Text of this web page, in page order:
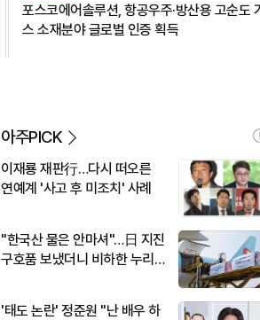
포스코에어솔루션, 항공우주·방산용 고순도
스 소재분야 글로벌 인증 획득
아주PICK
이재룡 재판行…다시 떠오른
연예계 '사고 후 미조치' 사례
"한국산 물은 안마셔"…日 지진
구호품 보냈더니 비하한 누리
'태도 논란' 정준원 "난 배우 하